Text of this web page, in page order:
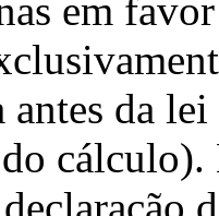
em
antes da
cálculo).